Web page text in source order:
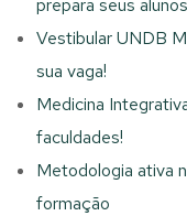
prepara seus alunos
Vestibular UNDB
sua vaga!
Medicina
faculdades!
Metodologia ativa
formação